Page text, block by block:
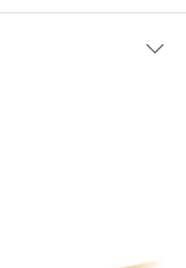
információk